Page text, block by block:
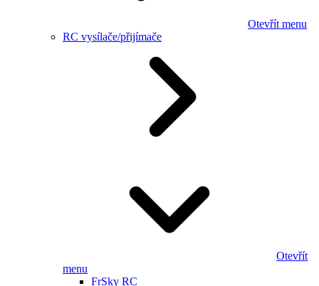
Otevřít menu
RC vysílače/přijímače
Otevřít
menu
FrSky RC